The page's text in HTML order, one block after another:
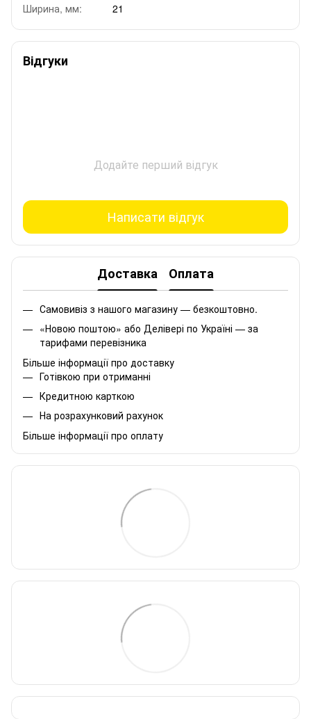
Ширина, мм:
21
Відгуки
Додайте перший відгук
Написати відгук
Доставка Оплата
Самовивіз з нашого магазину — безкоштовно.
«Новою поштою» або Делівері по Україні — за
тарифами перевізника
Більше інформації про доставку
Готівкою при отриманні
Кредитною карткою
На розрахунковий рахунок
Більше інформації про оплату